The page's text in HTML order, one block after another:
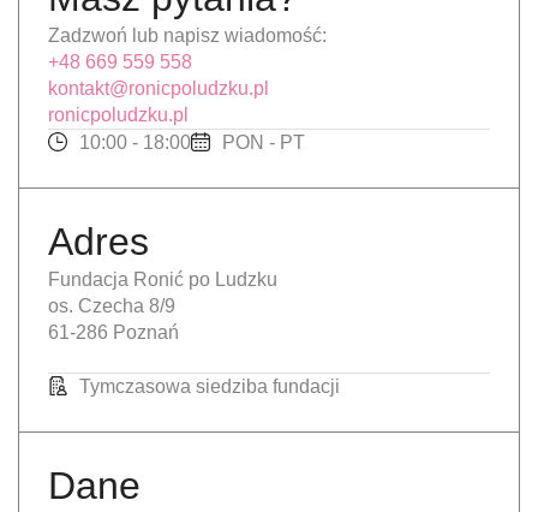
Zadzwoń lub napisz wiadomość:
+48 669 559 558
kontakt@ronicpoludzku.pl
ronicpoludzku.pl
10:00 - 18:00
PON - PT
Adres
Fundacja Ronić po Ludzku
os. Czecha 8/9
61-286 Poznań
Tymczasowa siedziba fundacji
Dane